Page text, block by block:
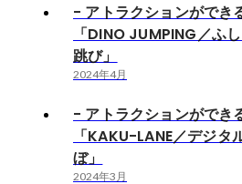
- アトラクションができ
「DINO JUMPING／ふ
跳び」
2024年4月
- アトラクションができ
「KAKU-LANE／デジタ
ぼ」
2024年3月